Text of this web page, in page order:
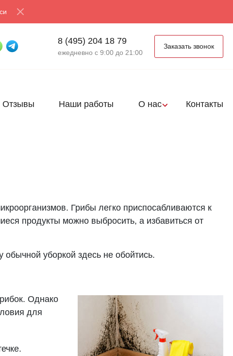
8 (495) 204 18 79
ежедневно с 9:00 до 21:00
Заказать звонок
Отзывы Наши работы О нас Контакты
Грибы легко приспосабливаются к
продукты можно выбросить, а избавиться от
обычной уборкой здесь не обойтись.
Однако
для